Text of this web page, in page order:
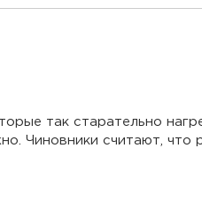
так старательно
Чиновники считают, что